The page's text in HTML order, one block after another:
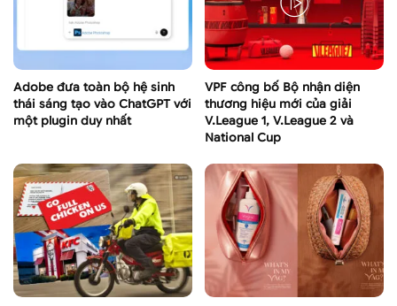
Adobe đưa toàn bộ hệ sinh
thái sáng tạo vào ChatGPT với
một plugin duy nhất
VPF công bố Bộ nhận diện
thương hiệu mới của giải
V.League 1, V.League 2 và
National Cup